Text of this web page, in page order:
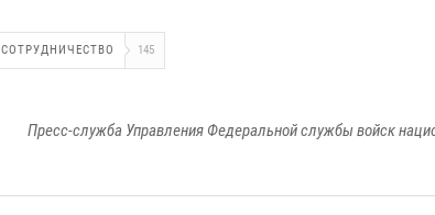
СОТРУДНИЧЕСТВО 145
Пресс-служба Управления Федеральной службы войск